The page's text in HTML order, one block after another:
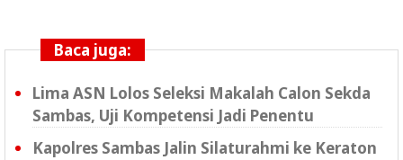
Baca juga:
Lima ASN Lolos Seleksi Makalah Calon Sekda
Sambas, Uji Kompetensi Jadi Penentu
Kapolres Sambas Jalin Silaturahmi ke Keraton